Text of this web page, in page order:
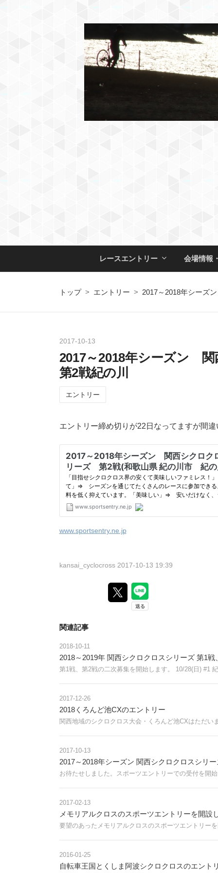
レースエントリー 会場情報
トップ > エントリー > 2017～2018年シーズ
2017-10-13
2017～2018年シーズン
第2戦紀の川
エントリー
エントリー締め切りが22日なってますが間
www.sportsentry.ne.jp
kansai_cyclocross 2017-10-13 19:39
関連記事
2018-10-11
2018～2019年 関西シクロクロスシリーズ 第1
第1戦、第2戦の二次募集を開始します。 10/28(日) #1
2017-12-26
2018くろんど池CXのエントリー
関西地域のシクロクロス大会・くろんど池CXはただい
2017-10-13
2017～2018年シーズン 関西シクロクロスシリ
お待たせしました。スポーツエントリーでの受付を開
2017-02-13
メモリアルクロスのスポーツエントリーを開設
要望のあったメモリアルクロスのスポーツエントリー
2016-01-25
自転車王国とくしま阿波シクロクロスのエント